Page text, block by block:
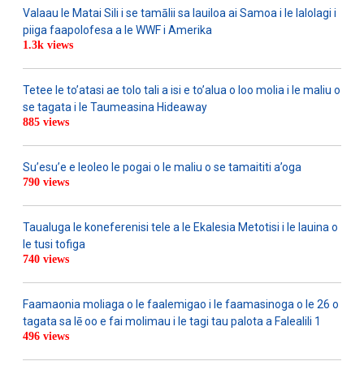
Valaau le Matai Sili i se tamālii sa lauiloa ai Samoa i le lalolagi i
piiga faapolofesa a le WWF i Amerika
1.3k views
Tetee le to’atasi ae tolo tali a isi e to’alua o loo molia i le maliu o
se tagata i le Taumeasina Hideaway
885 views
Su’esu’e e leoleo le pogai o le maliu o se tamaititi a’oga
790 views
Taualuga le koneferenisi tele a le Ekalesia Metotisi i le lauina o
le tusi tofiga
740 views
Faamaonia moliaga o le faalemigao i le faamasinoga o le 26 o
tagata sa lē oo e fai molimau i le tagi tau palota a Falealili 1
496 views